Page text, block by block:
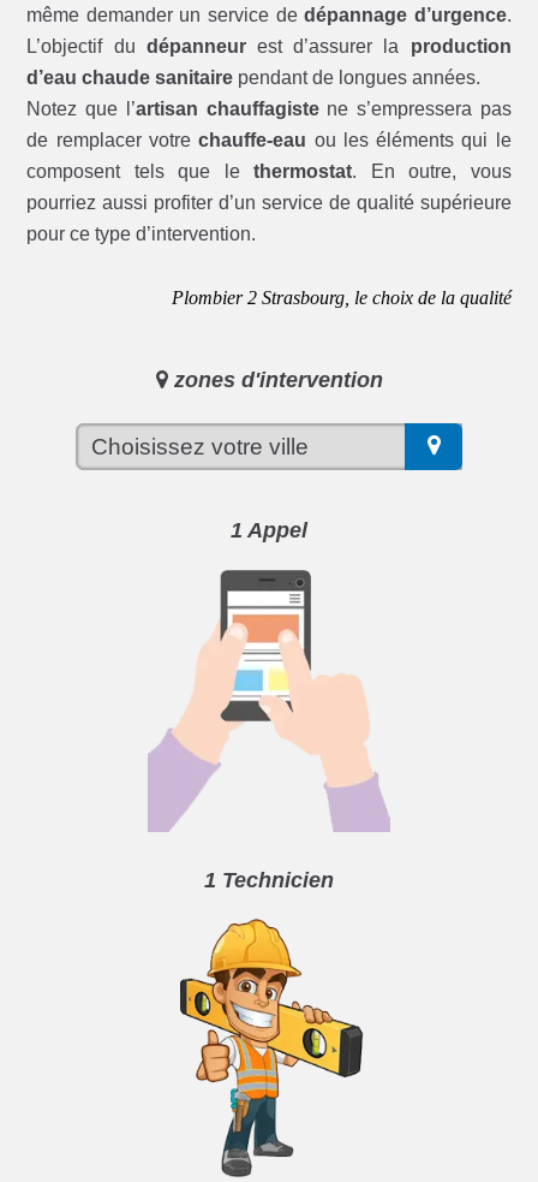
même demander un service dedépannage d’urgence.
L’objectif du dépanneurest d’assurer la production
d’eau chaude sanitaire pendant de longues années.
Notez que l’artisan chauffagistene s’empressera pas
de remplacer votrechauffe-eau ou les éléments qui le
composent tels que lethermostat. En outre, vous
pourriez aussi profiter d’un service de qualité supérieure
pour ce type d’intervention.
Plombier 2 Strasbourg, le choix de la qualité
zones d'intervention
1 Appel
1 Technicien